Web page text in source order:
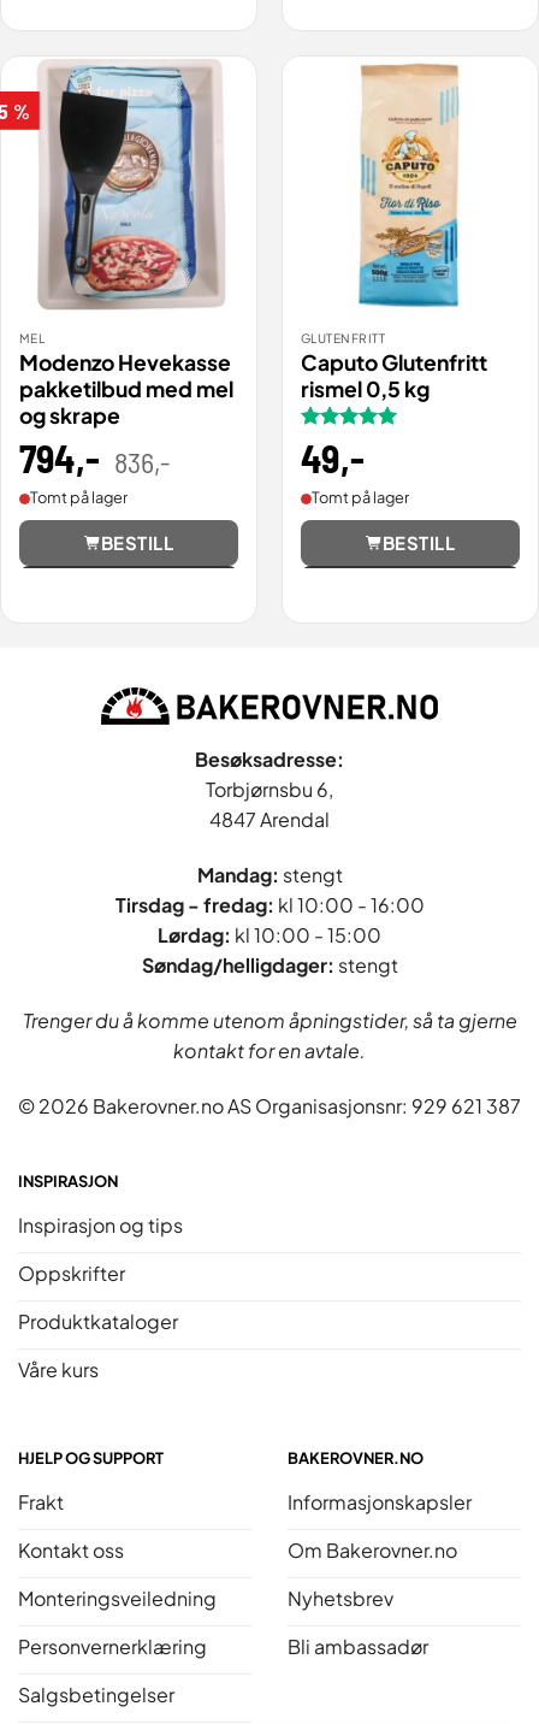
%
MEL
Modenzo Hevekasse
pakketilbud med mel
og skrape
794,- 836,-
Tomt på lager
BESTILL
GLUTENFRITT
Caputo Glutenfritt
rismel 0,5 kg
Vurdert
av 5
49,-
Tomt på lager
BESTILL
Besøksadresse:
Torbjørnsbu 6,
4847 Arendal
Mandag: stengt
Tirsdag - fredag: kl 10:00 - 16:00
Lørdag: kl 10:00 - 15:00
Søndag/helligdager: stengt
Trenger du å komme utenom åpningstider, så ta gjerne
kontakt for en avtale.
© 2026 Bakerovner.no AS Organisasjonsnr: 929 621 387
INSPIRASJON
Inspirasjon og tips
Oppskrifter
Produktkataloger
Våre kurs
HJELP OG SUPPORT
Frakt
Kontakt oss
Monteringsveiledning
Personvernerklæring
Salgsbetingelser
BAKEROVNER.NO
Informasjonskapsler
Om Bakerovner.no
Nyhetsbrev
Bli ambassadør